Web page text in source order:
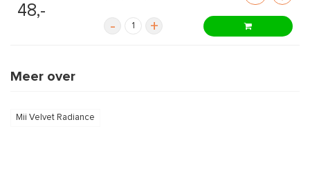
48,-
- +
Meer over
Mii Velvet Radiance